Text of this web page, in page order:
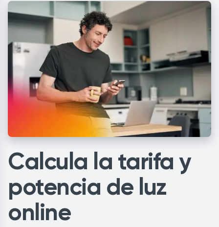
Calcula la tarifa y
potencia de luz
online